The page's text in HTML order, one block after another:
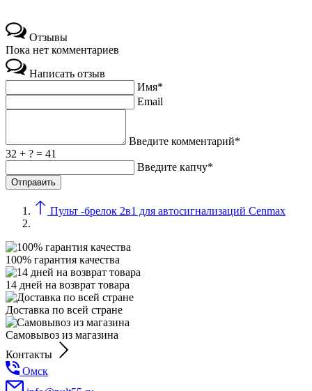
Отзывы
Пока нет комментариев
Написать отзыв
Имя*
Email
Введите комментарий*
32 + ? = 41
Введите капчу*
Пульт -брелок 2в1 для автосигнализаций Cenmax
100% гарантия качества
14 дней на возврат товара
Доставка по всей стране
Самовывоз из магазина
Контакты
Омск